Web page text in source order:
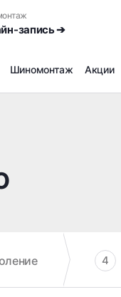
запись ➔
Шиномонтаж
хранение
на Шиномонтаже
Ошиповка,
покрышек
Акции
4